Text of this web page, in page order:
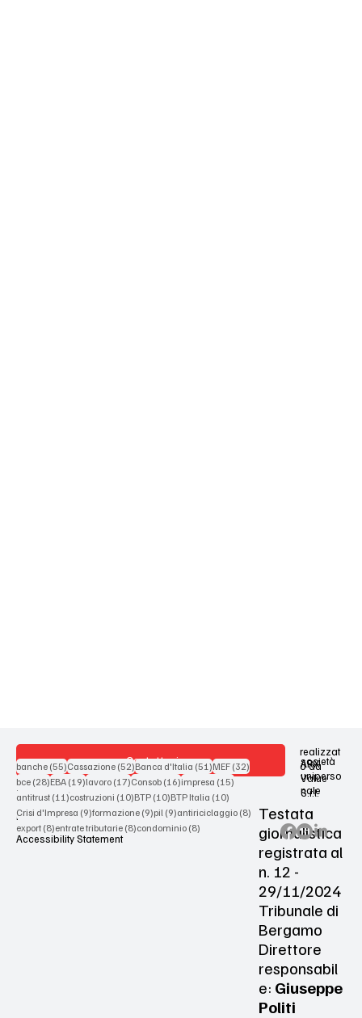
Contattaci
Terms & Conditions
Privacy Policy
Accessibility Statement
realizzat
o da
società
uniperso
nale
ARX
Value
S.r.l.
Testata
giornalistica
registrata al
n. 12 -
29/11/2024
Tribunale di
Bergamo
Direttore
responsabil
e: Giuseppe
Politi
banche (55)55 post
Cassazione (52)52 post
Banca d'Italia (51)51 post
MEF (32)32 post
bce (28)28 post
EBA (19)19 post
lavoro (17)17 post
Consob (16)16 post
impresa (15)15 post
antitrust (11)11 post
costruzioni (10)10 post
BTP (10)10 post
BTP Italia (10)10 post
Crisi d'Impresa (9)9 post
formazione (9)9 post
pil (9)9 post
antiriciclaggio (8)8 post
export (8)8 post
entrate tributarie (8)8 post
condominio (8)8 post